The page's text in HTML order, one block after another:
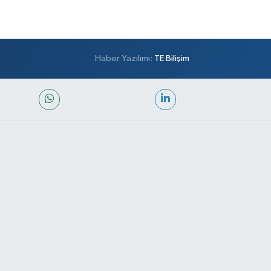
Haber Yazılımı: TE Bilişim